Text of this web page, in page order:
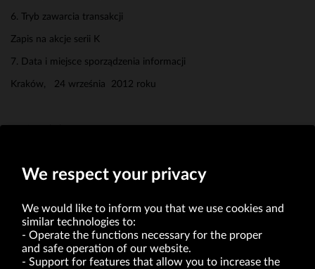
6. Tryb zawarcia transakcji
Zapis na akcje serii K
7. Data i miejsce sporządzenia informacji
Kraków, 24 września 2012 roku
We respect your privacy
We would like to inform you that we use cookies and
similar technologies to:
Operate the functions necessary for the proper
and safe operation of our website.
Support for features that allow you to increase the